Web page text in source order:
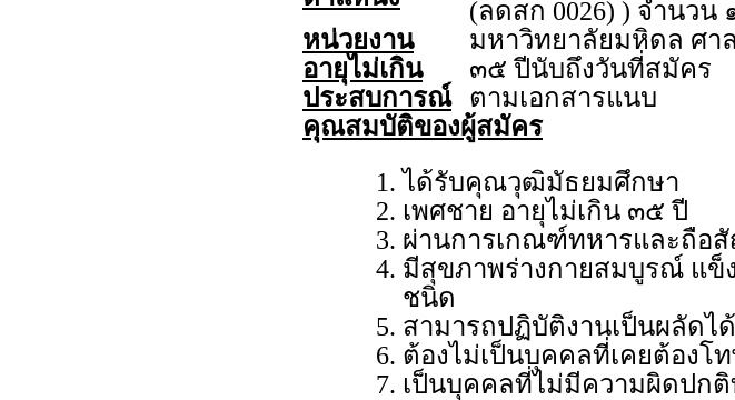
(ลดสก 0026) ) จำนวน
หน่วยงาน
มหาวิทยาลัยมหิดล ศา
อายุไม่เกิน
๓๕ ปีนับถึงวันที่สมัคร
ประสบการณ์
ตามเอกสารแนบ
คุณสมบัติของผู้สมัคร
ได้รับคุณวุฒิมัธยมศึกษา
เพศชาย อายุไม่เกิน ๓๕ ปี
ผ่านการเกณฑ์ทหารและถือ
มีสุขภาพร่างกายสมบูรณ์ แข็
ชนิด
สามารถปฏิบัติงานเป็นผลัดได้
ต้องไม่เป็นบุคคลที่เคยต้องโ
เป็นบุคคลที่ไม่มีความผิดปกติ